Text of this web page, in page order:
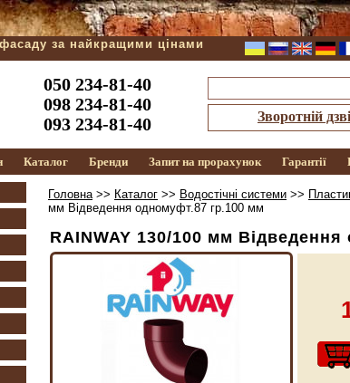
за найкращими цінами
050 234-81-40
098 234-81-40
093 234-81-40
Зворотній
Каталог Бренди Запит на прорахунок Гарантії
Головна>> Каталог >> Водостічні системи >>
мм Відведення одномуфт.87 гр.100 мм
RAINWAY 130/100 мм